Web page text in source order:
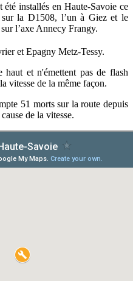
installés en Haute-Savoie ce
la D1508, l’un à Giez et le
l’axe Annecy Frangy.
et Epagny Metz-Tessy.
haut et n'émettent pas de flash
vitesse de la même façon.
51 morts sur la route depuis
de la vitesse.